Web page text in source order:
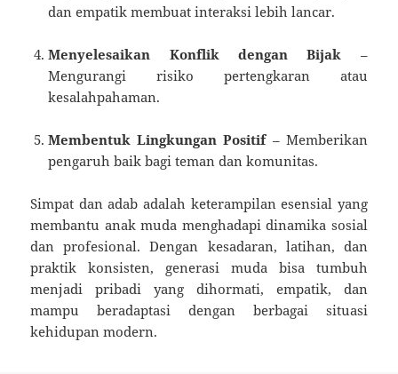
dan empatik membuat interaksi lebih lancar.
Menyelesaikan Konflik dengan Bijak –
Mengurangi risiko pertengkaran atau
kesalahpahaman.
Membentuk Lingkungan Positif– Memberikan
pengaruh baik bagi teman dan komunitas.
Simpat dan adab adalah keterampilan esensial yang
membantu anak muda menghadapi dinamika sosial
dan profesional. Dengan kesadaran, latihan, dan
praktik konsisten, generasi muda bisa tumbuh
menjadi pribadi yang dihormati, empatik, dan
mampu beradaptasi dengan berbagai situasi
kehidupan modern.